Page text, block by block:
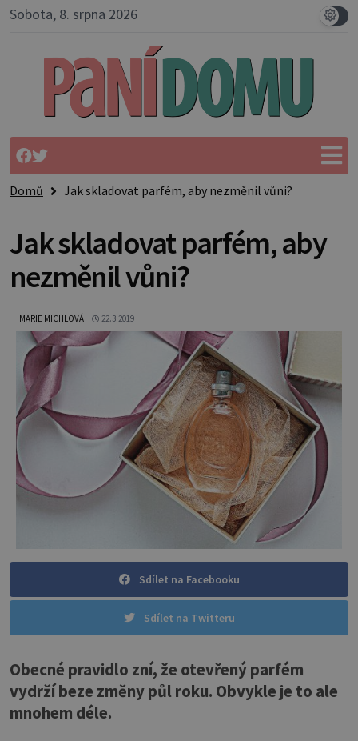
Sobota, 8. srpna 2026
Domů Jak skladovat parfém, aby nezměnil vůni?
Jak skladovat parfém, aby
nezměnil vůni?
MARIE MICHLOVÁ 22.3.2019
Sdílet na Facebooku
Sdílet na Twitteru
Obecné pravidlo zní, že otevřený parfém
vydrží beze změny půl roku. Obvykle je to ale
mnohem déle.